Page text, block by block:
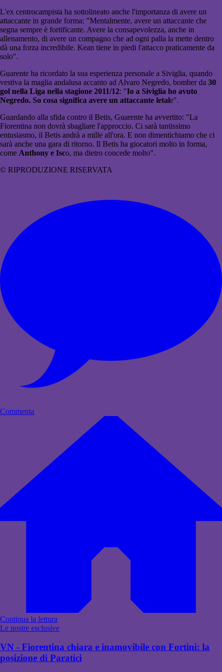
L'ex centrocampista ha sottolineato anche l'importanza di avere un
attaccante in grande forma: "Mentalmente, avere un attaccante che
segna sempre è fortificante. Avere la consapevolezza, anche in
allenamento, di avere un compagno che ad ogni palla la mette dentro
dà una forza incredibile. Kean tiene in piedi l'attacco praticamente da
solo".
Guarente ha ricordato la sua esperienza personale a Siviglia, quando
vestiva la maglia andalusa accanto ad Alvaro Negredo, bomber da 30
gol nella Liga nella stagione 2011/12: "Io a Siviglia ho avuto
Negredo. So cosa significa avere un attaccante letale".
Guardando alla sfida contro il Betis, Guarente ha avvertito: "La
Fiorentina non dovrà sbagliare l'approccio. Ci sarà tantissimo
entusiasmo, il Betis andrà a mille all'ora. E non dimentichiamo che ci
sarà anche una gara di ritorno. Il Betis ha giocatori molto in forma,
come Anthony e Isco, ma dietro concede molto".
© RIPRODUZIONE RISERVATA
Commenta
Continua la lettura
Le nostre esclusive
VN - Fiorentina chiara e inamovibile con Fortini: la
posizione di Paratici